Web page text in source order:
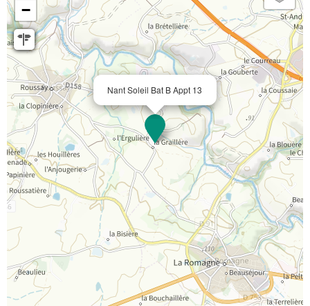
Nant Soleil Bat B Appt 13
−